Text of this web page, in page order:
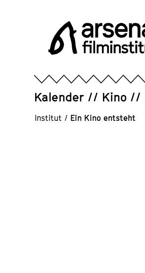
Filminstitut
Kalender Kino
Institut / Ein Kino entsteht